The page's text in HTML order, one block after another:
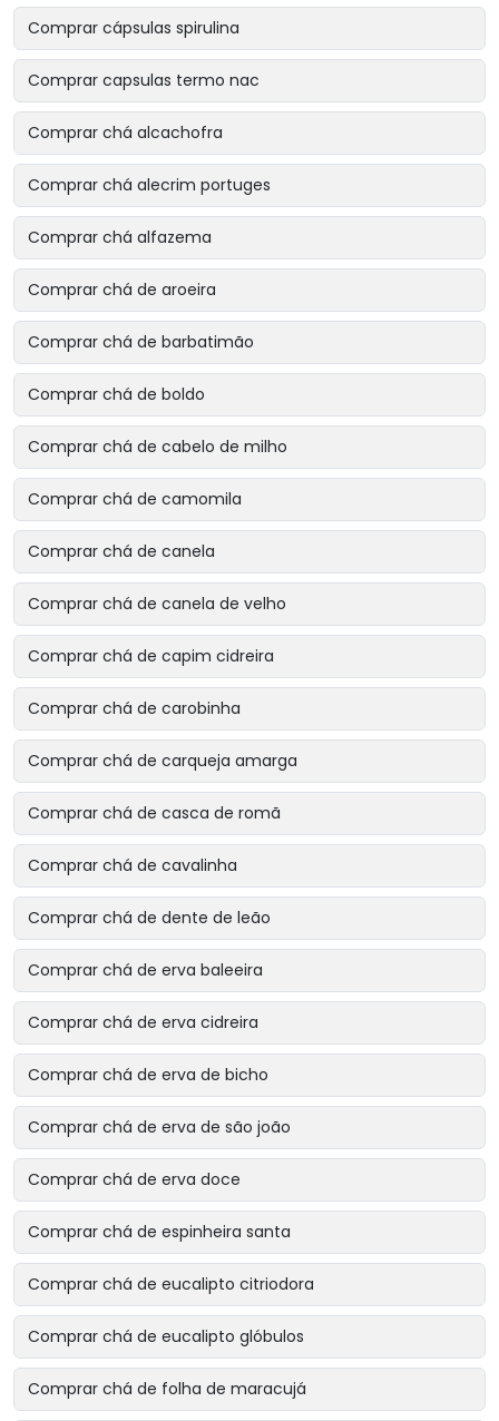
Comprar cápsulas spirulina
Comprar capsulas termo nac
Comprar chá alcachofra
Comprar chá alecrim portuges
Comprar chá alfazema
Comprar chá de aroeira
Comprar chá de barbatimão
Comprar chá de boldo
Comprar chá de cabelo de milho
Comprar chá de camomila
Comprar chá de canela
Comprar chá de canela de velho
Comprar chá de capim cidreira
Comprar chá de carobinha
Comprar chá de carqueja amarga
Comprar chá de casca de romã
Comprar chá de cavalinha
Comprar chá de dente de leão
Comprar chá de erva baleeira
Comprar chá de erva cidreira
Comprar chá de erva de bicho
Comprar chá de erva de são joão
Comprar chá de erva doce
Comprar chá de espinheira santa
Comprar chá de eucalipto citriodora
Comprar chá de eucalipto glóbulos
Comprar chá de folha de maracujá